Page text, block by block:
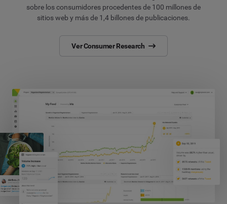
sobre los consumidores procedentes de 100 millones de
sitios web y más de 1,4 billones de publicaciones.
Ver Consumer Research